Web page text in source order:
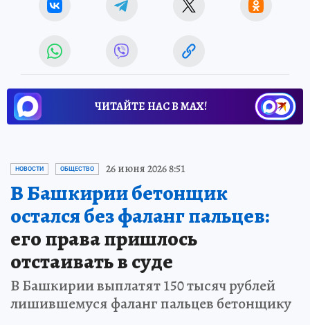
ЧИТАЙТЕ НАС В МАХ!
НОВОСТИ ОБЩЕСТВО 26 июня 2026 8:51
В Башкирии бетонщик
остался без фаланг пальцев:
его права пришлось
отстаивать в суде
В Башкирии выплатят 150 тысяч рублей
лишившемуся фаланг пальцев бетонщику